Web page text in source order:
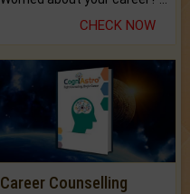
CHECK NOW
Career Counselling